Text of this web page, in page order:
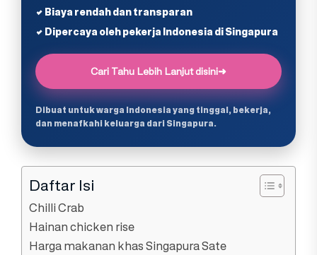
✔ Biaya rendah dan transparan
✔ Dipercaya oleh pekerja Indonesia di Singapura
Cari Tahu Lebih Lanjut disini➜
Dibuat untuk warga Indonesia yang tinggal, bekerja,
dan menafkahi keluarga dari Singapura.
Daftar Isi
Chilli Crab
Hainan chicken rise
Harga makanan khas Singapura Sate